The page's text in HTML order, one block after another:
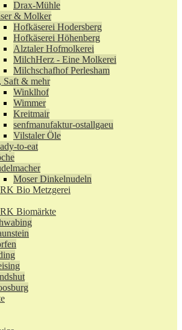
Drax-Mühle
& Molker
Hofkäserei Hodersberg
Hofkäserei Höhenberg
Alztaler Hofmolkerei
MilchHerz - Eine Molkerei
Milchschafhof Perlesham
Saft & mehr
Winklhof
Wimmer
Kreitmair
senfmanufaktur-ostallgaeu
Vilstaler Öle
to-eat
Moser Dinkelnudeln
Bio Metzgerei
Biomärkte